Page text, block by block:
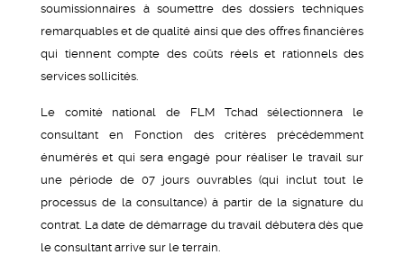
soumissionnaires à soumettre des dossiers techniques
remarquables et de qualité ainsi que des offres financières
qui tiennent compte des coûts réels et rationnels des
services sollicités.
Le comité national de FLM Tchad sélectionnera le
consultant en Fonction des critères précédemment
énumérés et qui sera engagé pour réaliser le travail sur
une période de 07 jours ouvrables (qui inclut tout le
processus de la consultance) à partir de la signature du
contrat. La date de démarrage du travail débutera dès que
le consultant arrive sur le terrain.